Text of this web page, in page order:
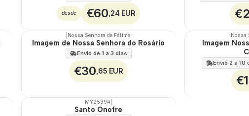
desde €60 ,24 EUR
Nossa Senhora de Fátima
Imagem de Nossa Senhora do Rosário
Envio de 1 a 3 dias
€30 ,65 EUR
Nossa
Imagem
Envio 2 a 10
MY25394
Santo Onofre